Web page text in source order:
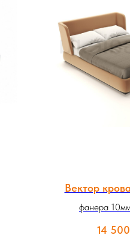
Вектор
фанера
14 500